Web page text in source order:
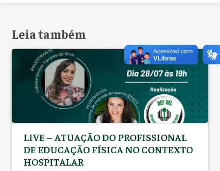
Leia também
LIVE – ATUAÇÃO DO PROFISSIONAL
DE EDUCAÇÃO FÍSICA NO CONTEXTO
HOSPITALAR